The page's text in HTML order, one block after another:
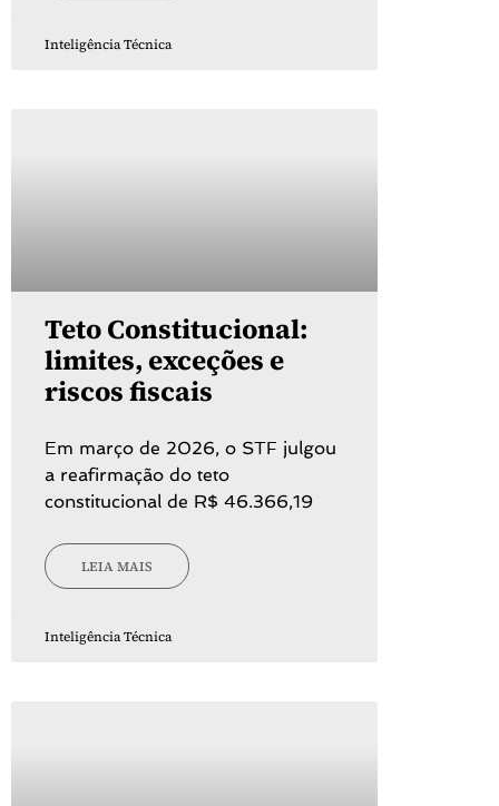
Inteligência Técnica
Teto Constitucional:
limites, exceções e
riscos fiscais
Em março de 2026, o STF julgou
a reafirmação do teto
constitucional de R$ 46.366,19
LEIA MAIS
Inteligência Técnica